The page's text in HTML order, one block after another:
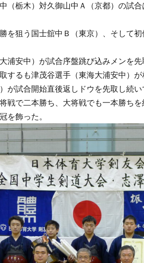
（栃木）対久御山中Ａ（京都）の試
を狙う国士舘中Ｂ（東京）、そして
浦安中）が試合序盤跳び込みメンを
するも津茂谷選手（東海大浦安中）
が試合開始直後返しドウを先取し続
戦で二本勝ち、大将戦でも一本勝ち
を飾った。